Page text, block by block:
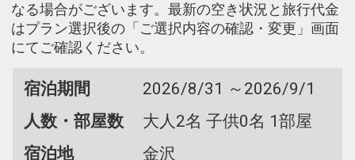
なる場合がございます。最新の空き状況と旅行代金
はプラン選択後の「ご選択内容の確認・変更」画面
にてご確認ください。
宿泊期間
2026/8/31 ～2026/9/1
人数・部屋数
大人2名 子供0名 1部屋
宿泊地
金沢